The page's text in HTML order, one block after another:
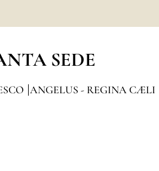
SEDE
ANGELUS - REGINA CÆLI